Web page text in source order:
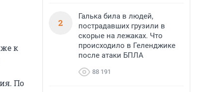
к
По
2
Галька била в людей,
пострадавших грузили в
скорые на лежаках. Что
происходило в Геленджике
после атаки БПЛА
88 191